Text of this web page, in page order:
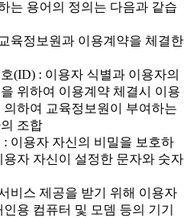
는 용어의 정의는 다음과 같습
육정보원과 이용계약을 체결한
(ID) : 이용자 식별과 이용자의
위하여 이용계약 체결시 이용
의하여 교육정보원이 부여하는
조합
이용자 자신의 비밀을 보호하
용자 자신이 설정한 문자와 숫자
비스 제공을 받기 위해 이용자
용 컴퓨터 및 모뎀 등의 기기